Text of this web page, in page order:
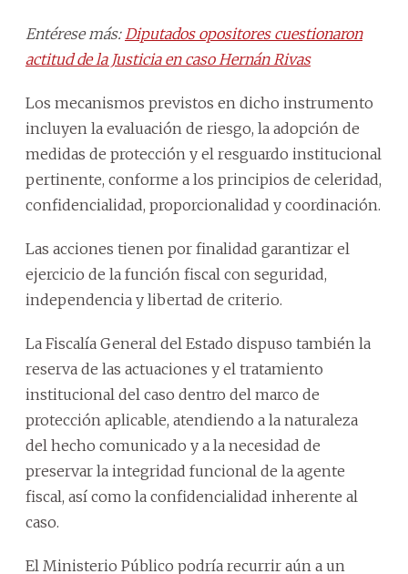
Entérese más: Diputados opositores cuestionaron
actitud de la Justicia en caso Hernán Rivas
Los mecanismos previstos en dicho instrumento
incluyen la evaluación de riesgo, la adopción de
medidas de protección y el resguardo institucional
pertinente, conforme a los principios de celeridad,
confidencialidad, proporcionalidad y coordinación.
Las acciones tienen por finalidad garantizar el
ejercicio de la función fiscal con seguridad,
independencia y libertad de criterio.
La Fiscalía General del Estado dispuso también la
reserva de las actuaciones y el tratamiento
institucional del caso dentro del marco de
protección aplicable, atendiendo a la naturaleza
del hecho comunicado y a la necesidad de
preservar la integridad funcional de la agente
fiscal, así como la confidencialidad inherente al
caso.
El Ministerio Público podría recurrir aún a un